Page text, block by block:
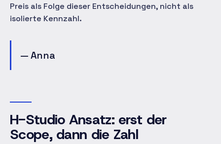
Preis als Folge dieser Entscheidungen, nicht als
isolierte Kennzahl.
— Anna
H-Studio Ansatz: erst der
Scope, dann die Zahl